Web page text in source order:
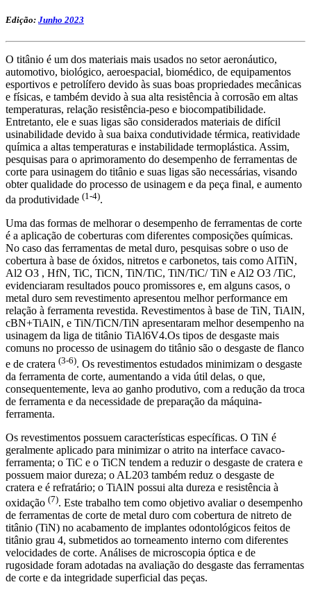
Edição: Junho 2023
O titânio é um dos materiais mais usados no setor aeronáutico,
automotivo, biológico, aeroespacial, biomédico, de equipamentos
esportivos e petrolífero devido às suas boas propriedades mecânicas
e físicas, e também devido à sua alta resistência à corrosão em altas
temperaturas, relação resistência-peso e biocompatibilidade.
Entretanto, ele e suas ligas são considerados materiais de difícil
usinabilidade devido à sua baixa condutividade térmica, reatividade
química a altas temperaturas e instabilidade termoplástica. Assim,
pesquisas para o aprimoramento do desempenho de ferramentas de
corte para usinagem do titânio e suas ligas são necessárias, visando
obter qualidade do processo de usinagem e da peça final, e aumento
da produtividade (1-4).
Uma das formas de melhorar o desempenho de ferramentas de corte
é a aplicação de coberturas com diferentes composições químicas.
No caso das ferramentas de metal duro, pesquisas sobre o uso de
cobertura à base de óxidos, nitretos e carbonetos, tais como AlTiN,
Al2 O3 , HfN, TiC, TiCN, TiN/TiC, TiN/TiC/ TiN e Al2 O3 /TiC,
evidenciaram resultados pouco promissores e, em alguns casos, o
metal duro sem revestimento apresentou melhor performance em
relação à ferramenta revestida. Revestimentos à base de TiN, TiAlN,
cBN+TiAlN, e TiN/TiCN/TiN apresentaram melhor desempenho na
usinagem da liga de titânio TiAl6V4.Os tipos de desgaste mais
comuns no processo de usinagem do titânio são o desgaste de flanco
e de cratera (3-6). Os revestimentos estudados minimizam o desgaste
da ferramenta de corte, aumentando a vida útil delas, o que,
consequentemente, leva ao ganho produtivo, com a redução da troca
de ferramenta e da necessidade de preparação da máquina-
ferramenta.
Os revestimentos possuem características específicas. O TiN é
geralmente aplicado para minimizar o atrito na interface cavaco-
ferramenta; o TiC e o TiCN tendem a reduzir o desgaste de cratera e
possuem maior dureza; o AL203 também reduz o desgaste de
cratera e é refratário; o TiAlN possui alta dureza e resistência à
oxidação (7). Este trabalho tem como objetivo avaliar o desempenho
de ferramentas de corte de metal duro com cobertura de nitreto de
titânio (TiN) no acabamento de implantes odontológicos feitos de
titânio grau 4, submetidos ao torneamento interno com diferentes
velocidades de corte. Análises de microscopia óptica e de
rugosidade foram adotadas na avaliação do desgaste das ferramentas
de corte e da integridade superficial das peças.